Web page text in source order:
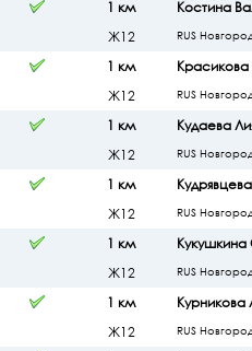
1 км
Ж12
Костина
RUS
1 км
Ж12
RUS
1 км
Ж12
Кудаева
RUS
1 км
Ж12
RUS
1 км
Ж12
RUS
1 км
Ж12
Курникова
RUS